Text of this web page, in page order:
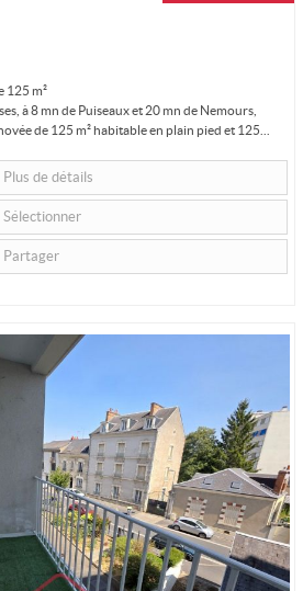
125 m²
à 8 mn de Puiseaux et 20 mn de Nemours,
de 125 m² habitable en plain pied et 125...
Plus de détails
Sélectionner
Partager